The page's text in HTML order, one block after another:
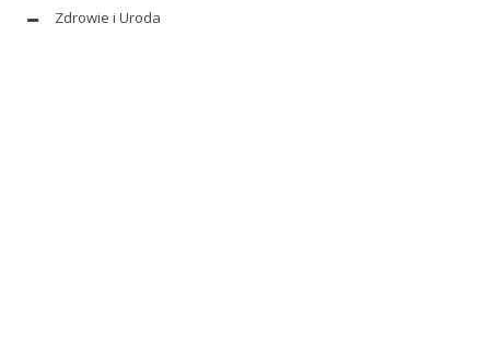
Zdrowie i Uroda